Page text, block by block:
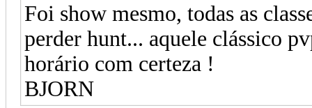
Foi show mesmo, todas as
perder hunt... aquele clássico
horário com certeza !
BJORN